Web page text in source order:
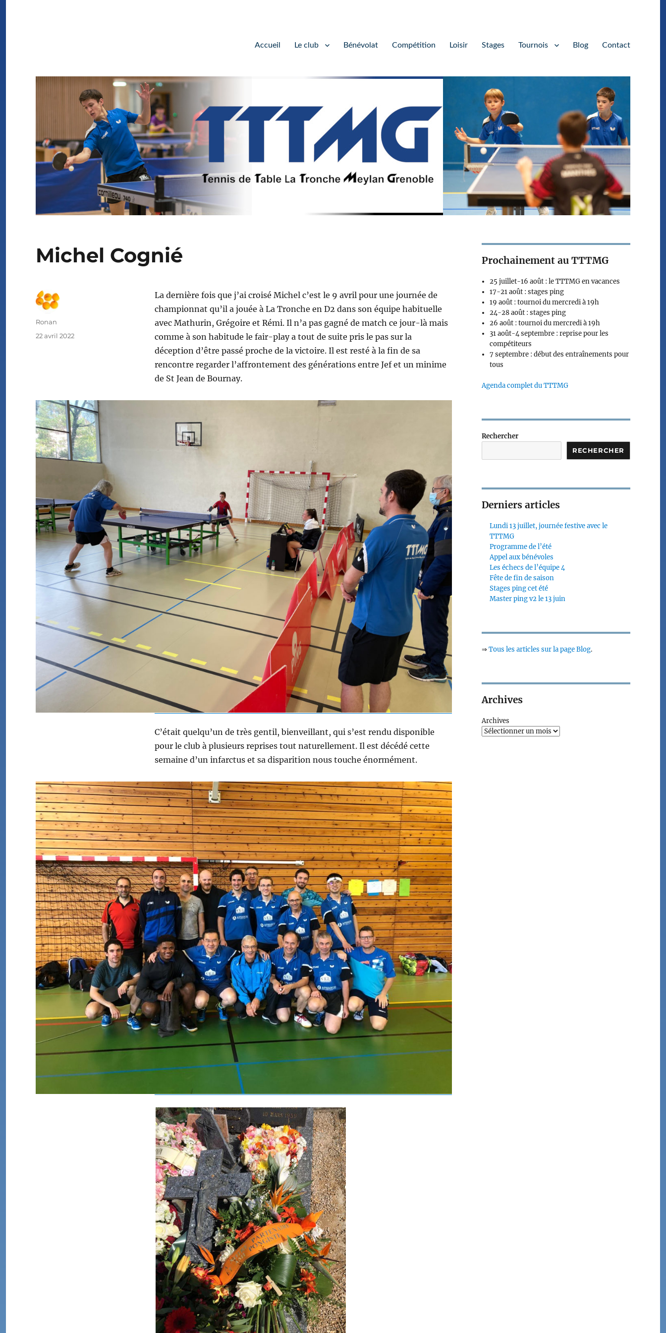
Accueil Le club Bénévolat Compétition Loisir Stages Tournois Blog Contact
Michel Cognié
La dernière fois que j’ai croisé Michel c’est le 9 avril pour une journée de
championnat qu’il a jouée à La Tronche en D2 dans son équipe habituelle
avec Mathurin, Grégoire et Rémi. Il n’a pas gagné de match ce jour-là mais
comme à son habitude le fair-play a tout de suite pris le pas sur la
déception d’être passé proche de la victoire. Il est resté à la fin de sa
rencontre regarder l’affrontement des générations entre Jef et un minime
de St Jean de Bournay.
C’était quelqu’un de très gentil, bienveillant, qui s’est rendu disponible
pour le club à plusieurs reprises tout naturellement. Il est décédé cette
semaine d’un infarctus et sa disparition nous touche énormément.
Auteur
Ronan
Publié
22 avril 2022
Prochainement au TTTMG
25 juillet-16 août : le TTTMG en vacances
17-21 août : stages ping
19 août : tournoi du mercredi à 19h
24-28 août : stages ping
26 août : tournoi du mercredi à 19h
31 août-4 septembre : reprise pour les
compétiteurs
7 septembre : début des entraînements pour
tous
Agenda complet du TTTMG
Rechercher
RECHERCHER
Derniers articles
Lundi 13 juillet, journée festive avec le
TTTMG
Programme de l’été
Appel aux bénévoles
Les échecs de l’équipe 4
Fête de fin de saison
Stages ping cet été
Master ping v2 le 13 juin
⇒Tous les articles sur la page Blog.
Archives
Archives